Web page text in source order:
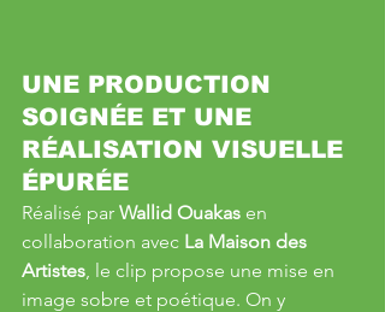
UNE PRODUCTION
SOIGNÉE ET UNE
RÉALISATION VISUELLE
ÉPURÉE
Réalisé par Wallid Ouakas en
collaboration avec La Maison des
Artistes , le clip propose une mise en
image sobre et poétique. On y